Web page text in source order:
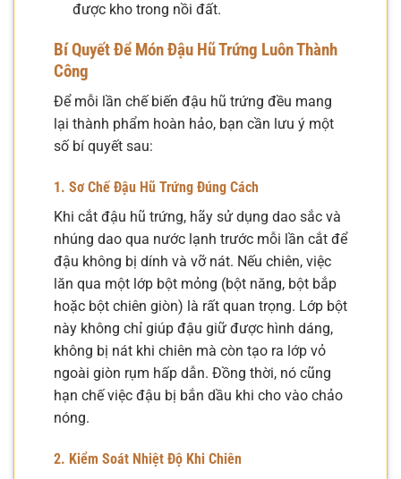
được kho trong nồi đất.
Bí Quyết Để Món Đậu Hũ Trứng Luôn Thành
Công
Để mỗi lần chế biến đậu hũ trứng đều mang
lại thành phẩm hoàn hảo, bạn cần lưu ý một
số bí quyết sau:
1. Sơ Chế Đậu Hũ Trứng Đúng Cách
Khi cắt đậu hũ trứng, hãy sử dụng dao sắc và
nhúng dao qua nước lạnh trước mỗi lần cắt để
đậu không bị dính và vỡ nát. Nếu chiên, việc
lăn qua một lớp bột mỏng (bột năng, bột bắp
hoặc bột chiên giòn) là rất quan trọng. Lớp bột
này không chỉ giúp đậu giữ được hình dáng,
không bị nát khi chiên mà còn tạo ra lớp vỏ
ngoài giòn rụm hấp dẫn. Đồng thời, nó cũng
hạn chế việc đậu bị bắn dầu khi cho vào chảo
nóng.
2. Kiểm Soát Nhiệt Độ Khi Chiên